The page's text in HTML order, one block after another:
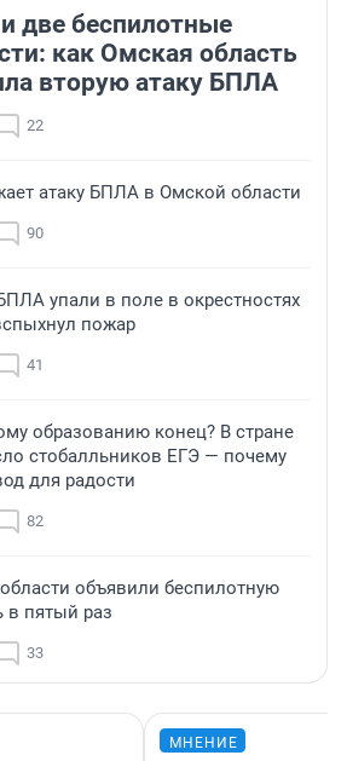
две беспилотные
как Омская область
вторую атаку БПЛА
22
атаку БПЛА в Омской области
90
упали в поле в окрестностях
пожар
41
образованию конец? В стране
стобалльников ЕГЭ — почему
для радости
82
объявили беспилотную
в пятый раз
33
МНЕНИЕ